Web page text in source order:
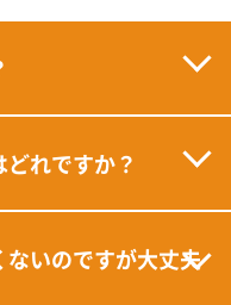
れですか？
いのですが大丈夫